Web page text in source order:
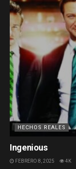
HECHOS REALES
Ingenious
FEBRERO 8, 2025 4K